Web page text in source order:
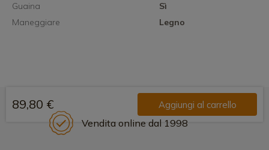
Guaina
Sì
Maneggiare
Legno
89,80 € Aggiungi al carrello
Vendita online dal 1998